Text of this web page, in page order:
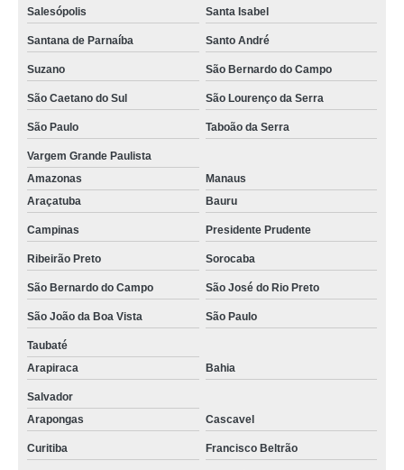
Salesópolis Santa Isabel
Santana de Parnaíba Santo André
Suzano São Bernardo do Campo
São Caetano do Sul São Lourenço da Serra
São Paulo Taboão da Serra
Vargem Grande Paulista
Amazonas
Manaus
Araçatuba
Bauru
Campinas Presidente Prudente
Ribeirão Preto Sorocaba
São Bernardo do Campo São José do Rio Preto
São João da Boa Vista São Paulo
Taubaté
Arapiraca
Bahia
Salvador
Arapongas
Cascavel
Curitiba Francisco Beltrão